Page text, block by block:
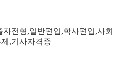
전형,일반편입,학사편입,사회
,기사자격증